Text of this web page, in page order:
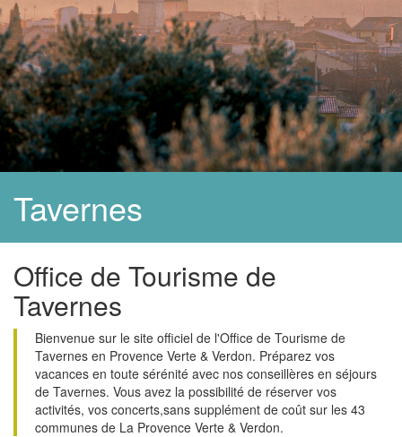
Tavernes
Office de Tourisme de
Tavernes
Bienvenue sur le site officiel de l'Office de Tourisme de
Tavernes en Provence Verte & Verdon. Préparez vos
vacances en toute sérénité avec nos conseillères en séjours
de Tavernes. Vous avez la possibilité de réserver vos
activités, vos concerts,sans supplément de coût sur les 43
communes de La Provence Verte & Verdon.